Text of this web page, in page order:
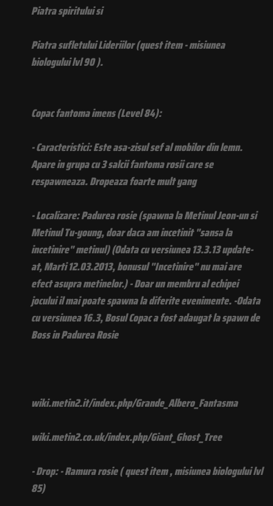
Piatra spiritului si
Piatra sufletului Lideriilor (quest item - misiunea
biologului lvl 90 ).
Copac fantoma imens (Level 84):
- Caracteristici: Este asa-zisul sef al mobilor din lemn.
Apare in grupa cu 3 salcii fantoma rosii care se
respawneaza. Dropeaza foarte mult yang
- Localizare: Padurea rosie (spawna la Metinul Jeon-un si
Metinul Tu-young, doar daca am incetinit "sansa la
incetinire" metinul) (Odata cu versiunea 13.3.13 update-
at, Marti 12.03.2013, bonusul "Incetinire" nu mai are
efect asupra metinelor.) - Doar un membru al echipei
jocului il mai poate spawna la diferite evenimente. -Odata
cu versiunea 16.3, Bosul Copac a fost adaugat la spawn de
Boss in Padurea Rosie
wiki.metin2.it/index.php/Grande_Albero_Fantasma
wiki.metin2.co.uk/index.php/Giant_Ghost_Tree
- Drop: - Ramura rosie ( quest item , misiunea biologului lvl
85)